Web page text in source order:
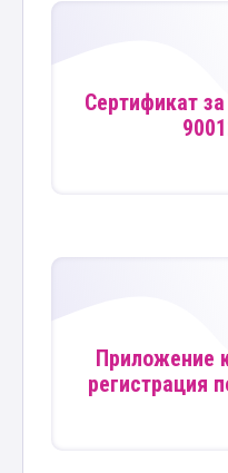
Сертификат
Приложение
регистрация